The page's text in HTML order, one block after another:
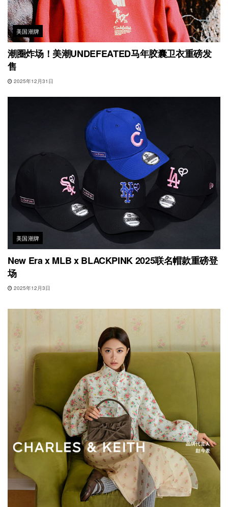
美国潮牌
潮圈炸场！美潮UNDEFEATED马年胶囊卫衣重磅发
售
2025年12月31日
美国潮牌
New Era x MLB x BLACKPINK 2025联名帽款重磅登
场
2025年12月3日